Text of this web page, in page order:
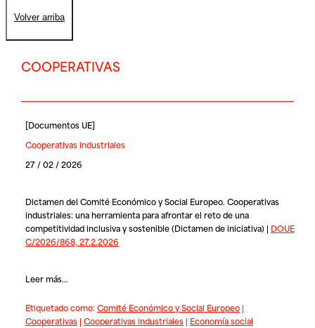
Volver arriba
COOPERATIVAS
[Documentos UE]
Cooperativas industriales
27 / 02 / 2026
Dictamen del Comité Económico y Social Europeo. Cooperativas
industriales: una herramienta para afrontar el reto de una
competitividad inclusiva y sostenible (Dictamen de iniciativa) | DOUE
C/2026/868, 27.2.2026
Leer más...
Etiquetado como:Comité Económico y Social Europeo|
Cooperativas| Cooperativas industriales| Economía social